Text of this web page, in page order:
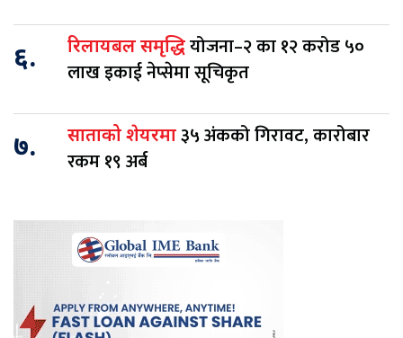
६. रिलायबल समृद्धियोजना–२ का १२ करोड ५०
लाख इकाई नेप्सेमा सूचिकृत
७. साताको शेयरमा३५ अंकको गिरावट, कारोबार
रकम १९ अर्ब